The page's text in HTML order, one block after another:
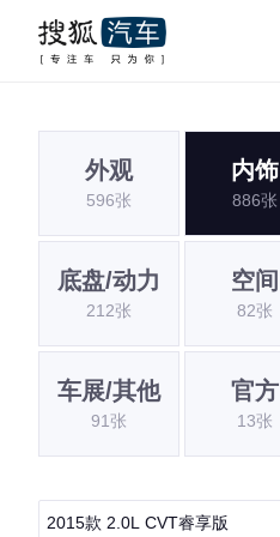
外观
596张
内饰
886张
底盘/动力
212张
空间
82张
车展/其他
91张
官方
13张
2015款 2.0L CVT睿享版